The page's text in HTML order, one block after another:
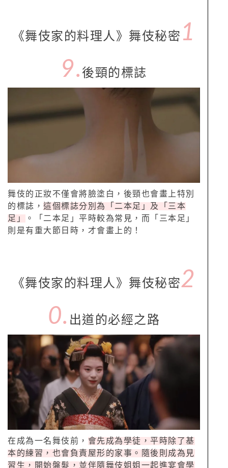
《舞伎家的料理人》舞伎秘密 1
9. 後頸的標誌
舞伎的正妝不僅會將臉塗白，後頸也會畫上特別
的標誌， 這個標誌分別為「二本足」及「三本
足」
。「二本足」平時較為常見，而「三本足」
則是有重大節日時，才會畫上的！
《舞伎家的料理人》舞伎秘密2
0. 出道的必經之路
在成為一名舞伎前， 會先成為學徒，平時除了基
本的練習，也會負責屋形的家事。隨後則成為見
習生，開始盤髮，並伴隨舞伎姐姐一起進宴會學